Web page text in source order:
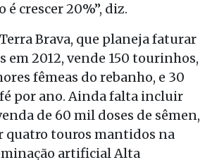
é crescer 20%”, diz.
Brava, que planeja faturar
em 2012, vende 150 tourinhos,
fêmeas do rebanho, e 30
por ano. Ainda falta incluir
de 60 mil doses de sêmen,
quatro touros mantidos na
artificial Alta